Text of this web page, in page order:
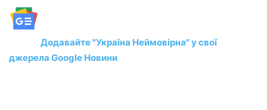
Додавайте "Україна Неймовірна" у свої
джерела Google Новини